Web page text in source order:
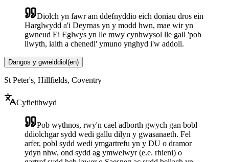
Diolch yn fawr am ddefnyddio eich doniau dros ein
Harglwydd a'i Deyrnas yn y modd hwn, mae wir yn
gwneud Ei Eglwys yn lle mwy cynhwysol lle gall 'pob
llwyth, iaith a chenedl' ymuno ynghyd i'w addoli.
Dangos y gwreiddiol (en)
St Peter's, Hillfields, Coventry
Cyfieithwyd
Pob wythnos, rwy'n cael adborth gwych gan bobl
ddiolchgar sydd wedi gallu dilyn y gwasanaeth. Fel
arfer, pobl sydd wedi ymgartrefu yn y DU o dramor
ydyn nhw, ond sydd ag ymwelwyr (e.e. rhieni) o